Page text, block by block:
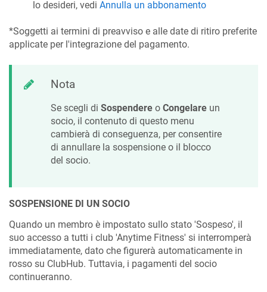
lo desideri, vedi Annulla un abbonamento
*Soggetti ai termini di preavviso e alle date di ritiro preferite
applicate per l'integrazione del pagamento.
Nota
Se scegli di Sospendere o Congelare un
socio, il contenuto di questo menu
cambierà di conseguenza, per consentire
di annullare la sospensione o il blocco
del socio.
SOSPENSIONE DI UN SOCIO
Quando un membro è impostato sullo stato 'Sospeso', il
suo accesso a tutti i club 'Anytime Fitness' si interromperà
immediatamente, dato che figurerà automaticamente in
rosso su ClubHub. Tuttavia, i pagamenti del socio
continueranno.